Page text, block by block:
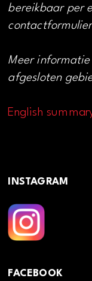
bereikbaar per
Meer informatie
afgesloten
English
INSTAGRAM
FACEBOOK